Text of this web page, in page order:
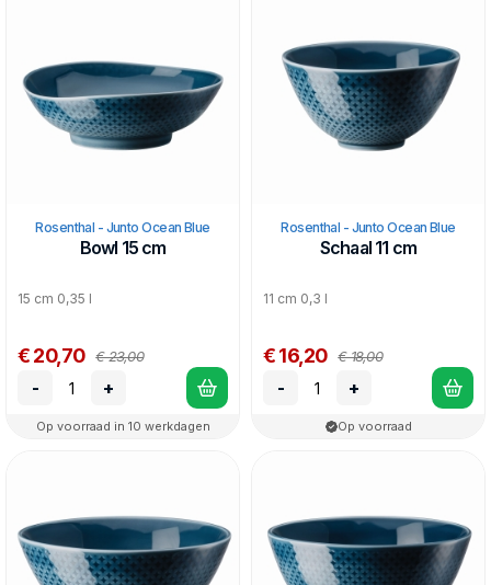
Rosenthal - Junto Ocean Blue
Bowl 15 cm
15 cm 0,35 l
€ 20,70 € 23,00
- +
Op voorraad in 10 werkdagen
Rosenthal - Junto Ocean Blue
Schaal 11 cm
11 cm 0,3 l
€ 16,20 € 18,00
- +
Op voorraad